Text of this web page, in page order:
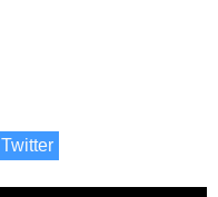
Twitter